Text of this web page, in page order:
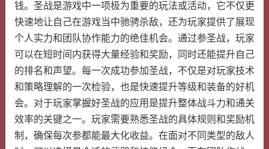
钱。圣战是游戏中一项极为重要的玩法或活动，它不仅更
快速地让自己在游戏当中驰骋杀敌，还为玩家提供了展现
个人实力和团队协作能力的绝佳机会。通过参圣战，玩家
可以在短时间内获得大量经验和奖励，同时还能提升自己
的排名和声望。每一次成功参加圣战，不仅是对玩家技术
和策略理解的一次检验，也是快速提升等级和装备的好机
会。对于玩家掌握好圣战的应用是提升整体战斗力和通关
效率的关键之一。玩家需要熟悉圣战的具体规则和奖励机
制，确保每次参都能最大化收益。在面对不同类型的敌人